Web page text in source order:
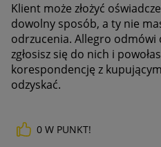
Klient może złożyć
dowolny sposób, a ty nie
odrzucenia. Allegro odmówi
zgłosisz się do nich i
korespondencję z
odzyskać.
0 W PUNKT!